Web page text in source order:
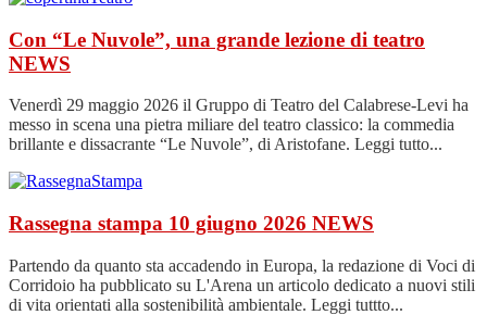
Con “Le Nuvole”, una grande lezione di teatro
NEWS
Venerdì 29 maggio 2026 il Gruppo di Teatro del Calabrese-Levi ha
messo in scena una pietra miliare del teatro classico: la commedia
brillante e dissacrante “Le Nuvole”, di Aristofane. Leggi tutto...
Rassegna stampa 10 giugno 2026 NEWS
Partendo da quanto sta accadendo in Europa, la redazione di Voci di
Corridoio ha pubblicato su L'Arena un articolo dedicato a nuovi stili
di vita orientati alla sostenibilità ambientale. Leggi tuttto...